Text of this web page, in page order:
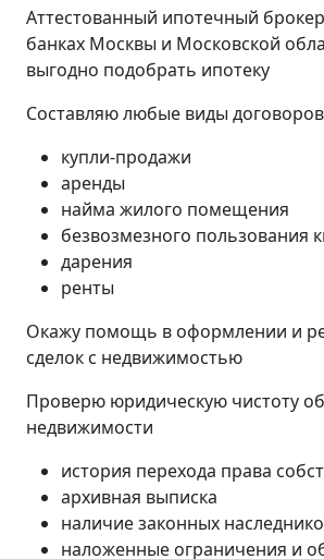
Аттестованный ипотечный
банках Москвы и Московской
выгодно подобрать ипотеку
Составляю любые виды
купли-продажи
аренды
найма жилого помещения
безвозмезного пользования
дарения
ренты
Окажу помощь в оформлении и
сделок с недвижимостью
Проверю юридическую чистоту
недвижимости
история перехода права
архивная выписка
наличие законных
наложенные ограничения и